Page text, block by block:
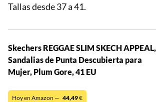
Tallas desde 37 a 41.
Skechers REGGAE SLIM SKECH APPEAL,
Sandalias de Punta Descubierta para
Mujer, Plum Gore, 41 EU
Hoy en Amazon — 44,49€